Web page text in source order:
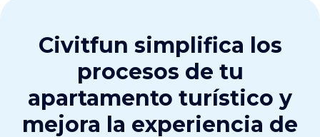
Civitfun simplifica los
procesos de tu
apartamento turístico y
mejora la experiencia de